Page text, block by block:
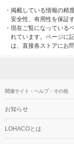
・ 掲載している情報の精
安全性、有用性を保証
・ 現在ご覧になっている
れています。ページに
は、直接各ストアにお
関連サイト・ヘルプ・その他
お知らせ
LOHACOとは